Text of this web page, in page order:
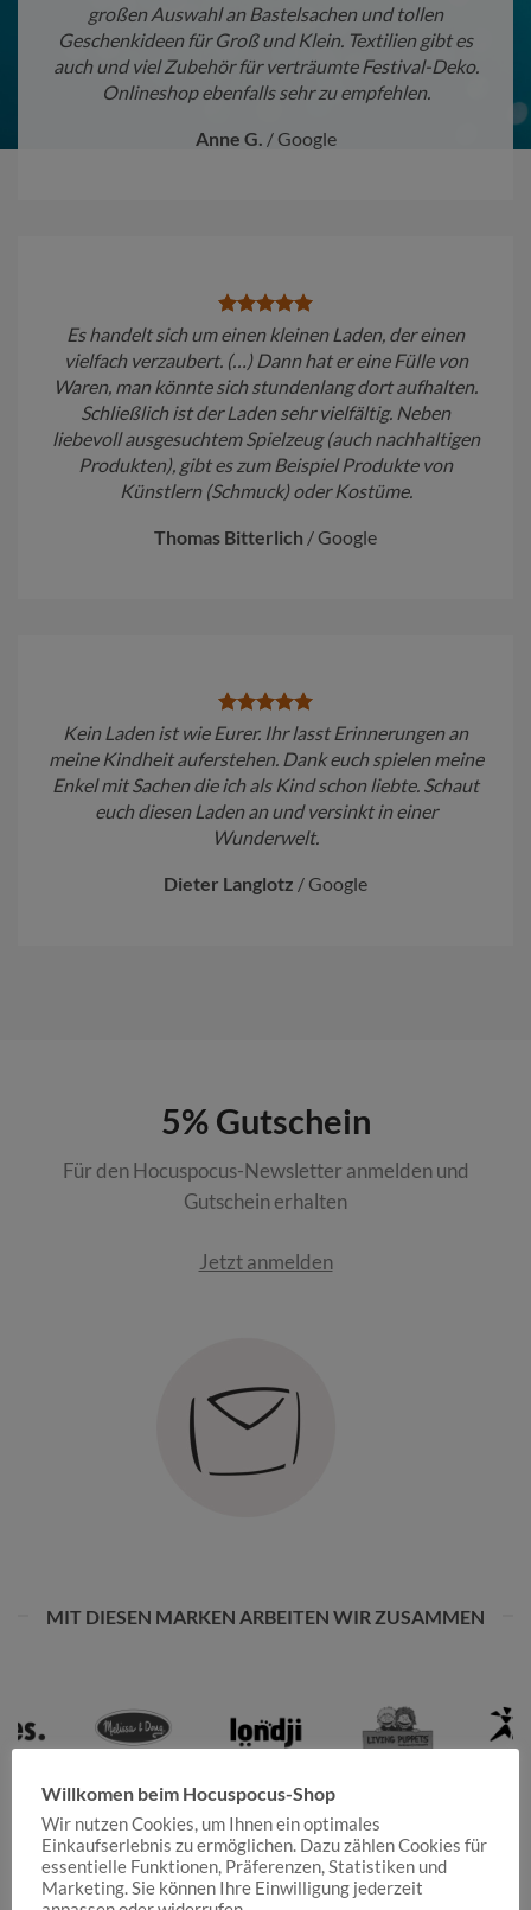
großen Auswahl an Bastelsachen und tollen
Geschenkideen für Groß und Klein. Textilien gibt es
auch und viel Zubehör für verträumte Festival-Deko.
Onlineshop ebenfalls sehr zu empfehlen.
Anne G. / Google
Es handelt sich um einen kleinen Laden, der einen
vielfach verzaubert. (…) Dann hat er eine Fülle von
Waren, man könnte sich stundenlang dort aufhalten.
Schließlich ist der Laden sehr vielfältig. Neben
liebevoll ausgesuchtem Spielzeug (auch nachhaltigen
Produkten), gibt es zum Beispiel Produkte von
Künstlern (Schmuck) oder Kostüme.
Thomas Bitterlich / Google
Kein Laden ist wie Eurer. Ihr lasst Erinnerungen an
meine Kindheit auferstehen. Dank euch spielen meine
Enkel mit Sachen die ich als Kind schon liebte. Schaut
euch diesen Laden an und versinkt in einer
Wunderwelt.
Dieter Langlotz / Google
5% Gutschein
Für den Hocuspocus-Newsletter anmelden und
Gutschein erhalten
Jetzt anmelden
MIT DIESEN MARKEN ARBEITEN WIR ZUSAMMEN
Willkomen beim Hocuspocus-Shop
Wir nutzen Cookies, um Ihnen ein optimales
Einkaufserlebnis zu ermöglichen. Dazu zählen Cookies für
essentielle Funktionen, Präferenzen, Statistiken und
Marketing. Sie können Ihre Einwilligung jederzeit